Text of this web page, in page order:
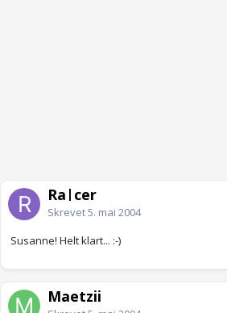
Ra|cer
Skrevet5. mai 2004
Susanne! Helt klart... :-)
Maetzii